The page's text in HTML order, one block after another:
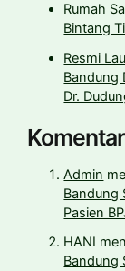
Rumah
Bintang
Resmi
Bandung
Dr.
Admin
Bandung
Pasien
HANI
Bandung